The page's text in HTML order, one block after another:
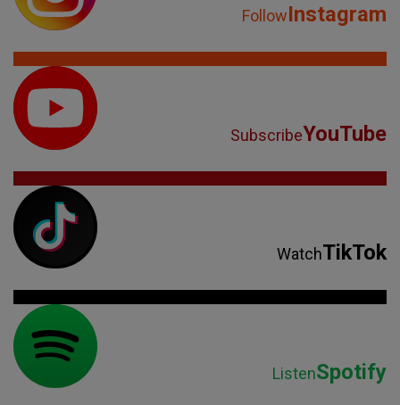
FollowInstagram
SubscribeYouTube
WatchTikTok
ListenSpotify